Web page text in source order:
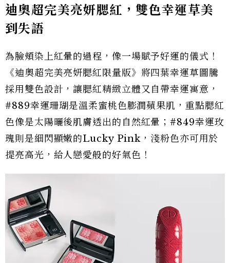
迪奧超完美亮妍腮紅，雙色幸運草美
到失語
為臉頰染上紅暈的過程，像一場賦予好運的儀式！
《迪奧超完美亮妍腮紅限量版》將四葉幸運草圖騰
採用雙色設計，讓腮紅精緻立體又自帶幸運寓意，
#889幸運珊瑚是溫柔蜜桃色膨潤蘋果肌，重點腮紅
色像是太陽曬後肌膚透出的自然紅暈；#849幸運玫
瑰則是細閃顯嫩的Lucky Pink，淺粉色亦可用於
提亮高光，給人戀愛般的好氣色！